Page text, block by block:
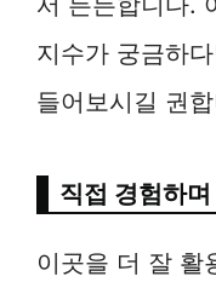
지수가 궁금하
들어보시길 권
직접 경험하
이곳을 더 잘 활